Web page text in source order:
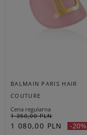
BALMAIN PARIS HAIR
COUTURE
Cena regularna
1 350,00 PLN
1 080,00 PLN -20%